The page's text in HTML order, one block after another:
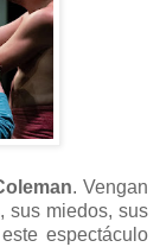
. Vengan
sus miedos, sus
espectáculo